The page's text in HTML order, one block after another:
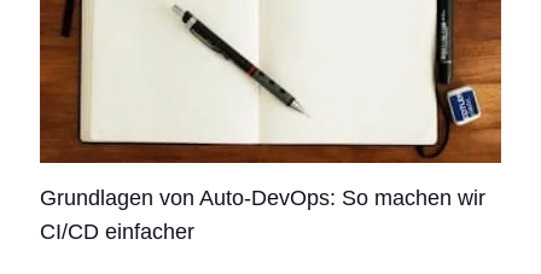
Grundlagen von Auto-DevOps: So machen wir
CI/CD einfacher